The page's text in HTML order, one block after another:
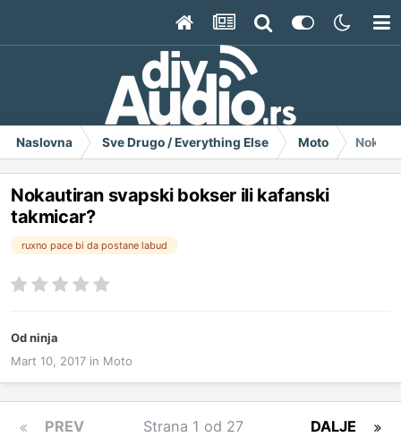
Naslovna Sve Drugo / Everything Else Moto
Nokautiran svapski bokser ili kafanski
takmicar?
ruxno pace bi da postane labud
Odninja
Mart 10, 2017 in Moto
PREV DALJE
Strana 1 od 27